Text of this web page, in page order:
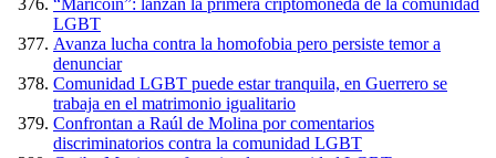
“Maricoin”: lanzan la primera criptomoneda de la comunidad
LGBT
Avanza lucha contra la homofobia pero persiste temor a
denunciar
Comunidad LGBT puede estar tranquila, en Guerrero se
trabaja en el matrimonio igualitario
Confrontan a Raúl de Molina por comentarios
discriminatorios contra la comunidad LGBT